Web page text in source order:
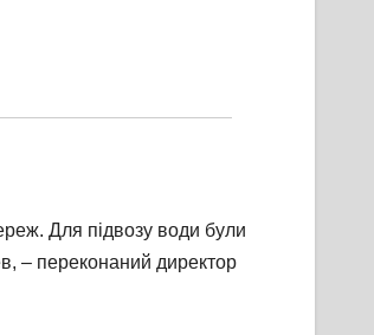
Для підвозу води були
– переконаний директор